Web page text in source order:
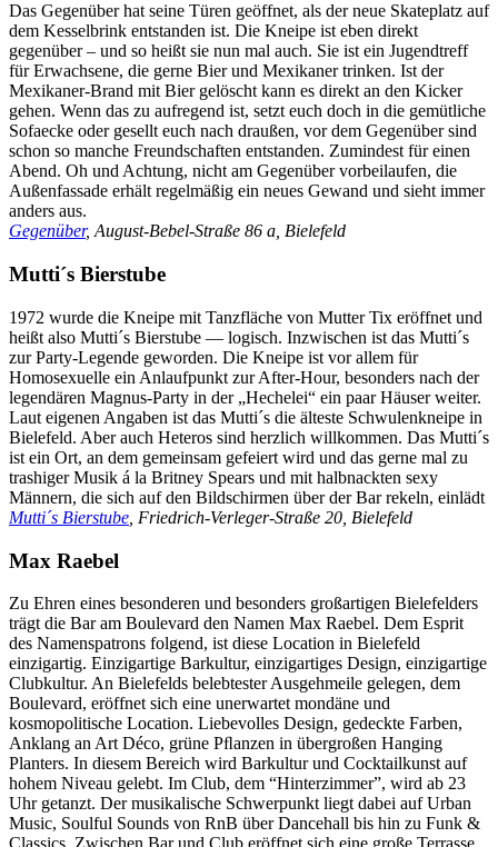
Das Gegenüber hat seine Türen geöffnet, als der neue Skateplatz auf
dem Kesselbrink entstanden ist. Die Kneipe ist eben direkt
gegenüber – und so heißt sie nun mal auch. Sie ist ein Jugendtreff
für Erwachsene, die gerne Bier und Mexikaner trinken. Ist der
Mexikaner-Brand mit Bier gelöscht kann es direkt an den Kicker
gehen. Wenn das zu aufregend ist, setzt euch doch in die gemütliche
Sofaecke oder gesellt euch nach draußen, vor dem Gegenüber sind
schon so manche Freundschaften entstanden. Zumindest für einen
Abend. Oh und Achtung, nicht am Gegenüber vorbeilaufen, die
Außenfassade erhält regelmäßig ein neues Gewand und sieht immer
anders aus.
Gegenüber, August-Bebel-Straße 86 a, Bielefeld
Mutti´s Bierstube
1972 wurde die Kneipe mit Tanzfläche von Mutter Tix eröffnet und
heißt also Mutti´s Bierstube — logisch. Inzwischen ist das Mutti´s
zur Party-Legende geworden. Die Kneipe ist vor allem für
Homosexuelle ein Anlaufpunkt zur After-Hour, besonders nach der
legendären Magnus-Party in der „Hechelei“ ein paar Häuser weiter.
Laut eigenen Angaben ist das Mutti´s die älteste Schwulenkneipe in
Bielefeld. Aber auch Heteros sind herzlich willkommen. Das Mutti´s
ist ein Ort, an dem gemeinsam gefeiert wird und das gerne mal zu
trashiger Musik á la Britney Spears und mit halbnackten sexy
Männern, die sich auf den Bildschirmen über der Bar rekeln, einlädt
Mutti´s Bierstube , Friedrich-Verleger-Straße 20, Bielefeld
Max Raebel
Zu Ehren eines besonderen und besonders großartigen Bielefelders
trägt die Bar am Boulevard den Namen Max Raebel. Dem Esprit
des Namenspatrons folgend, ist diese Location in Bielefeld
einzigartig. Einzigartige Barkultur, einzigartiges Design, einzigartige
Clubkultur. An Bielefelds belebtester Ausgehmeile gelegen, dem
Boulevard, eröffnet sich eine unerwartet mondäne und
kosmopolitische Location. Liebevolles Design, gedeckte Farben,
Anklang an Art Déco, grüne Pﬂanzen in übergroßen Hanging
Planters. In diesem Bereich wird Barkultur und Cocktailkunst auf
hohem Niveau gelebt. Im Club, dem “Hinterzimmer”, wird ab 23
Uhr getanzt. Der musikalische Schwerpunkt liegt dabei auf Urban
Music, Soulful Sounds von RnB über Dancehall bis hin zu Funk &